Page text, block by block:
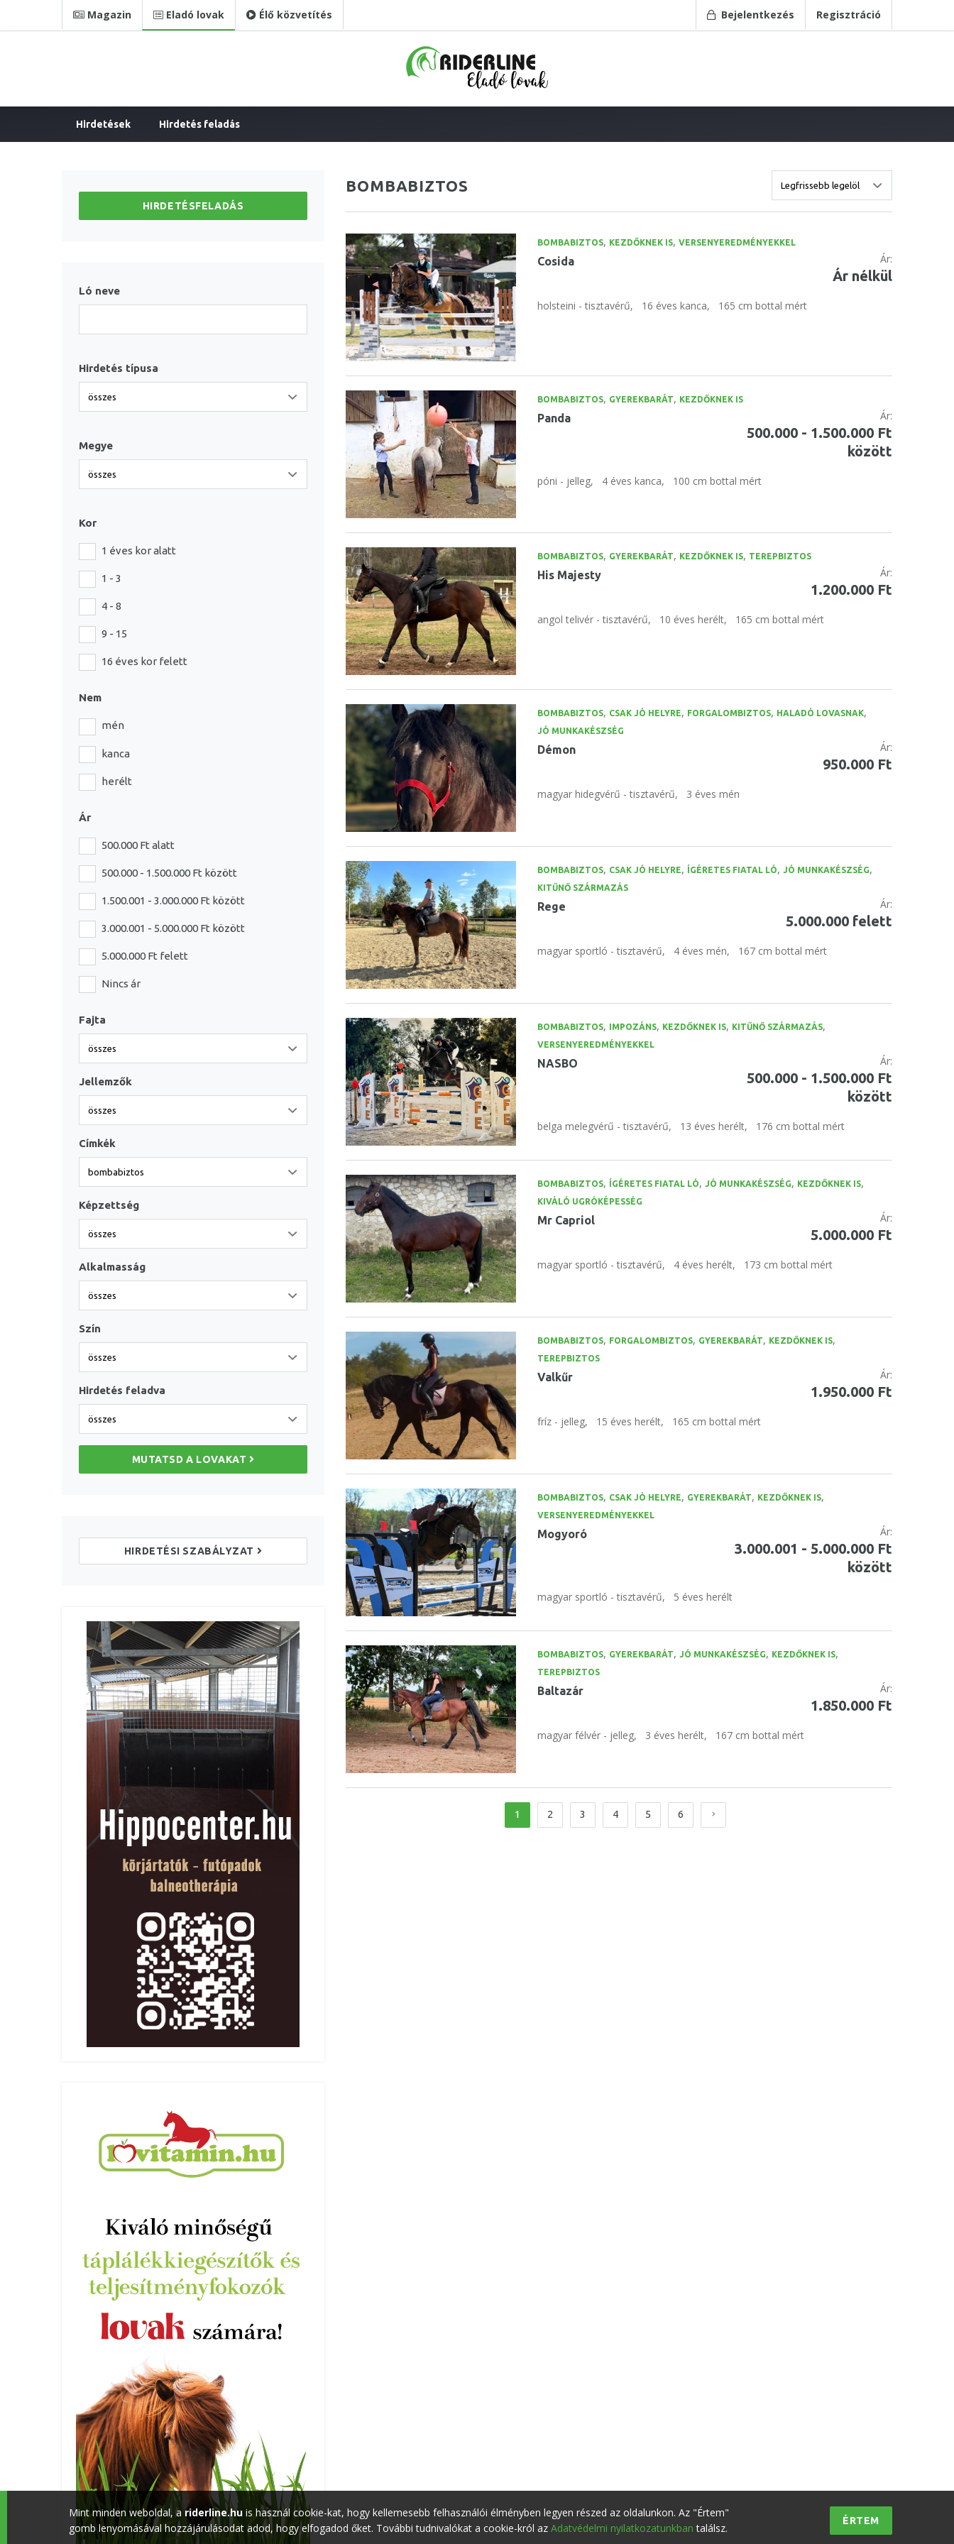
Magazin Eladó lovak Élő közvetítés Bejelentkezés Regisztráció
Hirdetések Hirdetés feladás
BOMBABIZTOS
BOMBABIZTOS, KEZDŐKNEK IS, VERSENYEREDMÉNYEKKEL
Cosida Ár:
Ár nélkül
holsteini - tisztavérű, 16 éves kanca, 165 cm bottal mért
BOMBABIZTOS, GYEREKBARÁT, KEZDŐKNEK IS
Panda Ár:
500.000 - 1.500.000 Ft
között
póni - jelleg, 4 éves kanca, 100 cm bottal mért
BOMBABIZTOS, GYEREKBARÁT, KEZDŐKNEK IS, TEREPBIZTOS
His Majesty Ár:
1.200.000 Ft
angol telivér - tisztavérű, 10 éves herélt, 165 cm bottal mért
BOMBABIZTOS, CSAK JÓ HELYRE, FORGALOMBIZTOS, HALADÓ LOVASNAK,
JÓ MUNKAKÉSZSÉG
Démon Ár:
950.000 Ft
magyar hidegvérű - tisztavérű, 3 éves mén
BOMBABIZTOS, CSAK JÓ HELYRE, ÍGÉRETES FIATAL LÓ, JÓ MUNKAKÉSZSÉG,
KITŰNŐ SZÁRMAZÁS
Rege Ár:
5.000.000 felett
magyar sportló - tisztavérű, 4 éves mén, 167 cm bottal mért
BOMBABIZTOS, IMPOZÁNS, KEZDŐKNEK IS, KITŰNŐ SZÁRMAZÁS,
VERSENYEREDMÉNYEKKEL
NASBO Ár:
500.000 - 1.500.000 Ft
között
belga melegvérű - tisztavérű, 13 éves herélt, 176 cm bottal mért
BOMBABIZTOS, ÍGÉRETES FIATAL LÓ, JÓ MUNKAKÉSZSÉG, KEZDŐKNEK IS,
KIVÁLÓ UGRÓKÉPESSÉG
Mr Capriol Ár:
5.000.000 Ft
magyar sportló - tisztavérű, 4 éves herélt, 173 cm bottal mért
BOMBABIZTOS, FORGALOMBIZTOS, GYEREKBARÁT, KEZDŐKNEK IS,
TEREPBIZTOS
Valkűr Ár:
1.950.000 Ft
fríz - jelleg, 15 éves herélt, 165 cm bottal mért
BOMBABIZTOS, CSAK JÓ HELYRE, GYEREKBARÁT, KEZDŐKNEK IS,
VERSENYEREDMÉNYEKKEL
Mogyoró Ár:
3.000.001 - 5.000.000 Ft
között
magyar sportló - tisztavérű, 5 éves herélt
BOMBABIZTOS, GYEREKBARÁT, JÓ MUNKAKÉSZSÉG, KEZDŐKNEK IS,
TEREPBIZTOS
Baltazár Ár:
1.850.000 Ft
magyar félvér - jelleg, 3 éves herélt, 167 cm bottal mért
1 2 3 4 5 6
HIRDETÉSFELADÁS
Ló neve
Hirdetés típusa
Megye
Kor
1 éves kor alatt
1 - 3
4 - 8
9 - 15
16 éves kor felett
Nem
mén
kanca
herélt
Ár
500.000 Ft alatt
500.000 - 1.500.000 Ft között
1.500.001 - 3.000.000 Ft között
3.000.001 - 5.000.000 Ft között
5.000.000 Ft felett
Nincs ár
Fajta
Jellemzők
Címkék
Képzettség
Alkalmasság
Szín
Hirdetés feladva
MUTATSD A LOVAKAT
HIRDETÉSI SZABÁLYZAT
Mint minden weboldal, ariderline.hu is használ cookie-kat, hogy kellemesebb felhasználói élményben legyen részed az oldalunkon. Az "Értem"
gomb lenyomásával hozzájárulásodat adod, hogy elfogadod őket. További tudnivalókat a cookie-król az Adatvédelmi nyilatkozatunkban találsz.
ÉRTEM